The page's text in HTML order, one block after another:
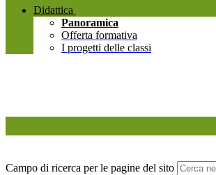
Didattica
Panoramica
Offerta formativa
I progetti delle classi
Campo di ricerca per le pagine del sito